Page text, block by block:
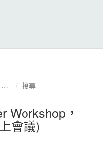
搜尋
Workshop，
會議)